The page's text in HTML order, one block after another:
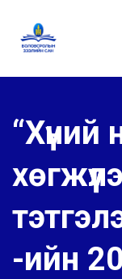
“Хүний
-ийн